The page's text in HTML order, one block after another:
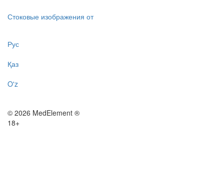
Стоковые изображения от
Рус
Қаз
O'z
© 2026 MedElement ®
18+